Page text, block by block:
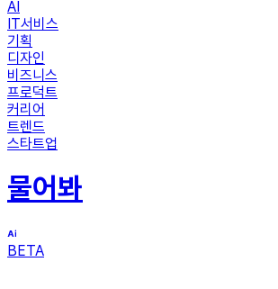
AI
IT서비스
기획
디자인
비즈니스
프로덕트
커리어
트렌드
스타트업
물어봐
BETA